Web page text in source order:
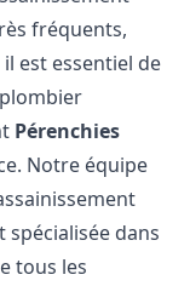
fréquents,
est essentiel de
Pérenchies
Notre équipe
spécialisée dans
tous les